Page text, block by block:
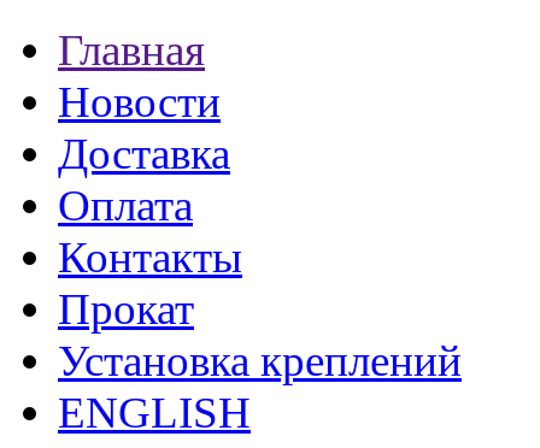
Главная
Новости
Доставка
Оплата
Контакты
Прокат
Установка креплений
ENGLISH